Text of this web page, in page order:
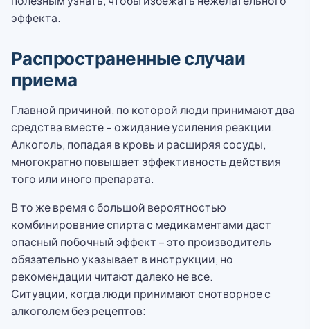
эффекта.
Распространенные случаи
приема
Главной причиной, по которой люди принимают два
средства вместе – ожидание усиления реакции.
Алкоголь, попадая в кровь и расширяя сосуды,
многократно повышает эффективность действия
того или иного препарата.
В то же время с большой вероятностью
комбинирование спирта с медикаментами даст
опасный побочный эффект – это производитель
обязательно указывает в инструкции, но
рекомендации читают далеко не все.
Ситуации, когда люди принимают снотворное с
алкоголем без рецептов: